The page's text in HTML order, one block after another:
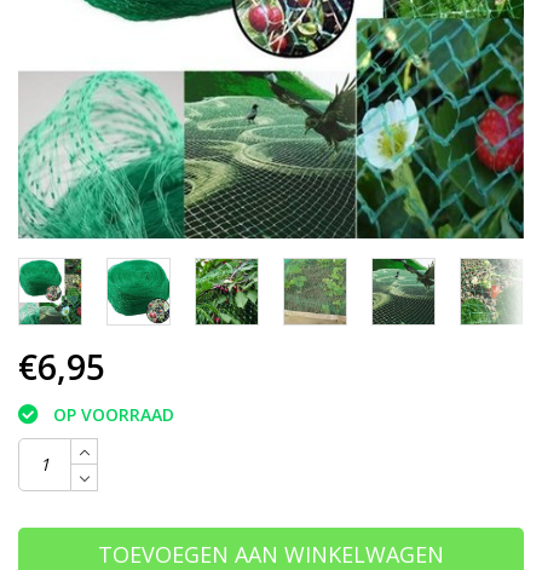
€6,95
OP VOORRAAD
TOEVOEGEN AAN WINKELWAGEN